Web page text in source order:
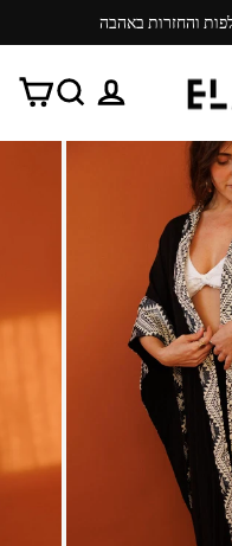
והחזרות באהבה
התנתק
חפש